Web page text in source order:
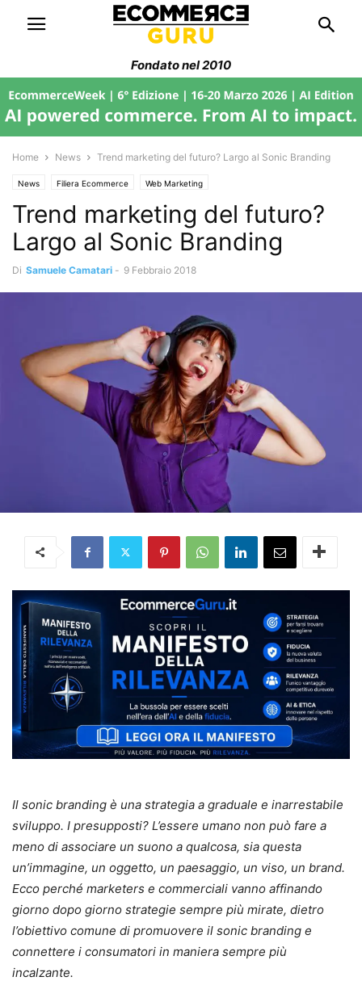
Fondato nel 2010
Home News Trend marketing del futuro? Largo al Sonic Branding
News Filiera Ecommerce Web Marketing
Trend marketing del futuro?
Largo al Sonic Branding
Di Samuele Camatari - 9 Febbraio 2018
Il sonic branding è una strategia a graduale e inarrestabile
sviluppo. I presupposti? L’essere umano non può fare a
meno di associare un suono a qualcosa, sia questa
un’immagine, un oggetto, un paesaggio, un viso, un brand.
Ecco perché marketers e commerciali vanno affinando
giorno dopo giorno strategie sempre più mirate, dietro
l’obiettivo comune di promuovere il sonic branding e
connettere i consumatori in maniera sempre più
incalzante.